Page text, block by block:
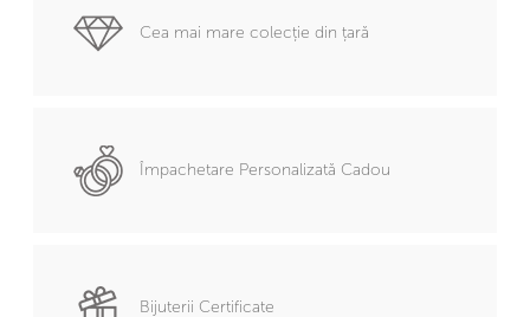
Cea mai mare colecție din țară
Împachetare Personalizată Cadou
Bijuterii Certificate